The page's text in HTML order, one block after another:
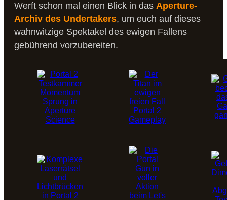
Werft schon mal einen Blick in das Aperture-
Archiv des Undertakers, um euch auf dieses
wahnwitzige Spektakel des ewigen Fallens
gebührend vorzubereiten.